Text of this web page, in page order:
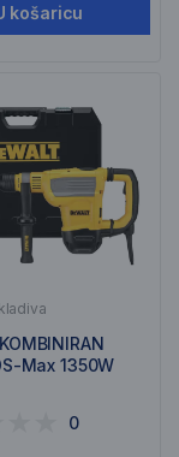
košaricu
Max 1350W
0